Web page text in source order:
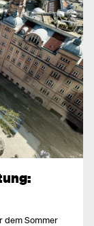
dem Sommer